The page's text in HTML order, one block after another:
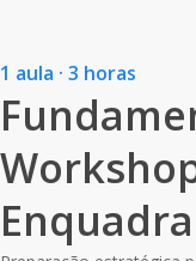
1 aula · 3 horas